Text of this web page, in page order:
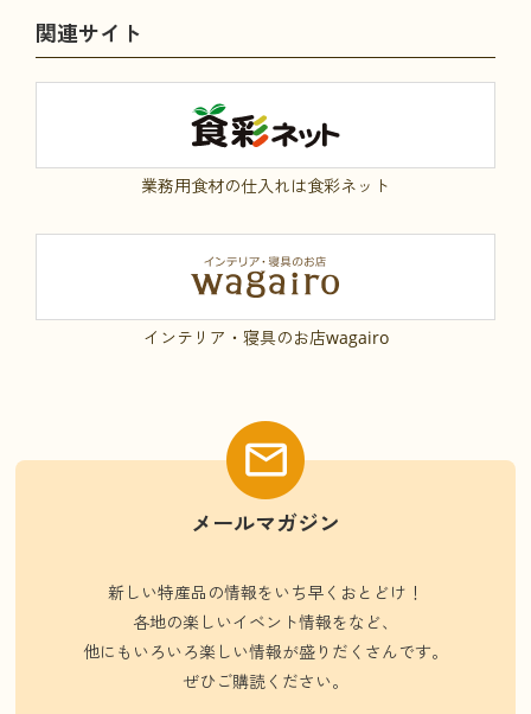
関連サイト
業務用食材の仕入れは食彩ネット
インテリア・寝具のお店wagairo
メールマガジン
新しい特産品の情報をいち早くおとどけ！
各地の楽しいイベント情報をなど、
他にもいろいろ楽しい情報が盛りだくさんです。
ぜひご購読ください。